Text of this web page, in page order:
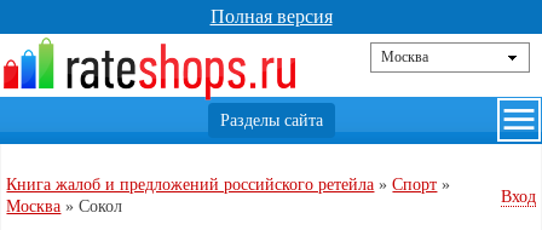
Полная версия
Книга жалоб и предложений российского ретейла »Спорт »
Москва »Сокол
Вход